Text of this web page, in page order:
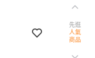
先逛
人氣
商品